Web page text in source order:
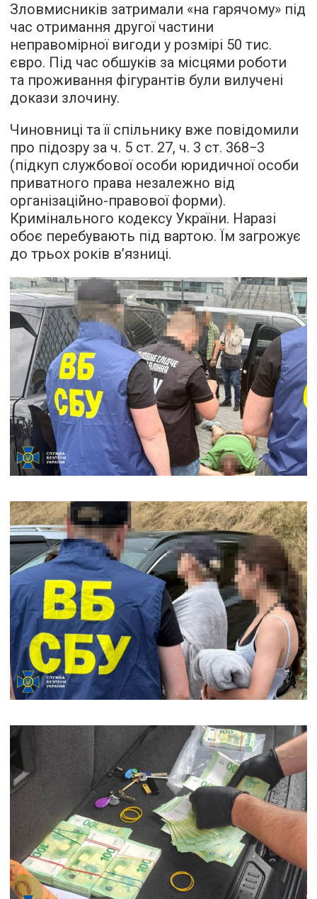
Зловмисників затримали «на гарячому» під
час отримання другої частини
неправомірної вигоди у розмірі 50 тис.
євро. Під час обшуків за місцями роботи
та проживання фігурантів були вилучені
докази злочину.
Чиновниці та її спільнику вже повідомили
про підозру за ч. 5 ст. 27, ч. 3 ст. 368−3
(підкуп службової особи юридичної особи
приватного права незалежно від
організаційно-правової форми).
Кримінального кодексу України. Наразі
обоє перебувають під вартою. Їм загрожує
до трьох років в’язниці.